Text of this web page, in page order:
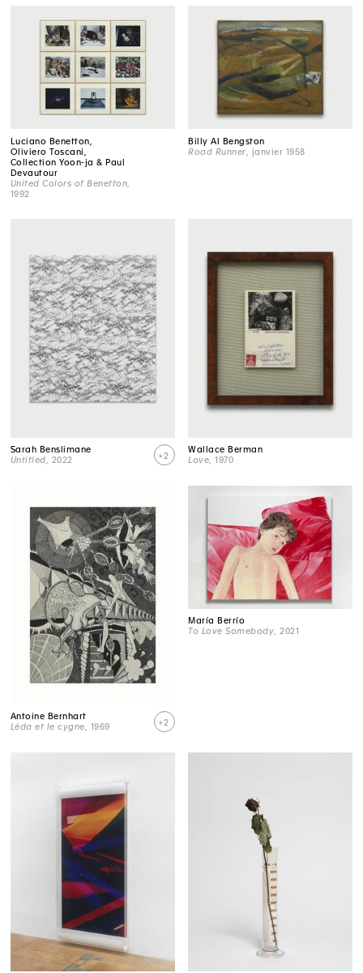
Luciano Benetton,
Oliviero Toscani,
Collection Yoon-ja & Paul
Devautour
United Colors of Benetton
1992
Billy Al Bengston
Road Runner , janvier 1958
Sarah Benslimane
Untitled , 2022 +2
Wallace Berman
Love , 1970
Antoine Bernhart
Léda et le cygne , 1969 +2
María Berrío
To Love Somebody , 2021